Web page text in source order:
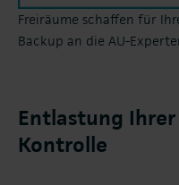
Freiräume schaffen für
Backup an die AU-
Entlastung
Kontrolle